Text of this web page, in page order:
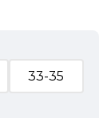
33-35